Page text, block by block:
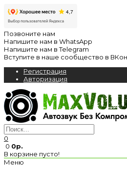
Позвоните нам
Напишите нам в WhatsApp
Напишите нам в Telegram
Вступите в наше сообщество в
Регистрация
Авторизация
0
0 0р.
В корзине пусто!
Меню